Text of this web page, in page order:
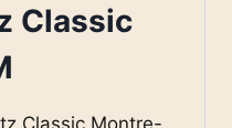
Classic
Classic Montre-